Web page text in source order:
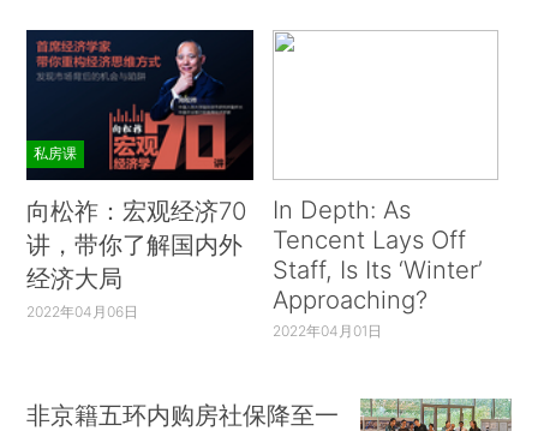
私房课
向松祚：宏观经济70
讲，带你了解国内外
经济大局
2022年04月06日
In Depth: As
Tencent Lays Off
Staff, Is Its ‘Winter’
Approaching?
2022年04月01日
非京籍五环内购房社保降至一